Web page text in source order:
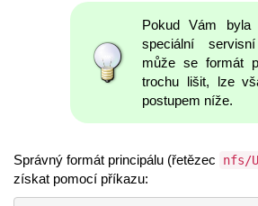
Pokud Vám byla
speciální
může se formát
trochu lišit, lze
postupem níže.
Správný formát principálu (řetězec nfs/
získat pomocí příkazu: